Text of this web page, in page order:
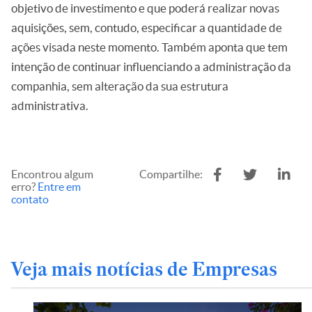
objetivo de investimento e que poderá realizar novas
aquisições, sem, contudo, especificar a quantidade de
ações visada neste momento. Também aponta que tem
intenção de continuar influenciando a administração da
companhia, sem alteração da sua estrutura
administrativa.
Encontrou algum
erro? Entre em
contato
Compartilhe:
Veja mais notícias de Empresas